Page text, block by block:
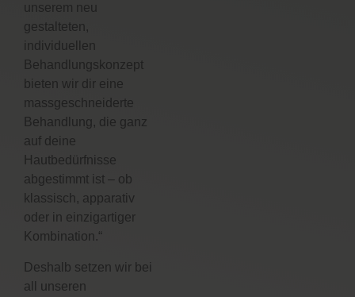
unserem neu
gestalteten,
individuellen
Behandlungskonzept
bieten wir dir eine
massgeschneiderte
Behandlung, die ganz
auf deine
Hautbedürfnisse
abgestimmt ist – ob
klassisch, apparativ
oder in einzigartiger
Kombination.“
Deshalb setzen wir bei
all unseren